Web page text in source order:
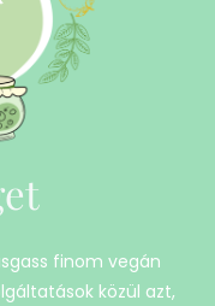
finom vegán
közül azt,